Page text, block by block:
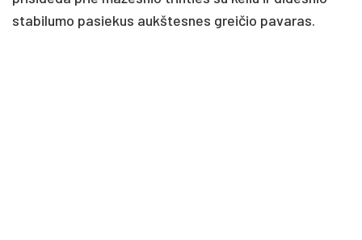
stabilumo pasiekus aukštesnes greičio pavaras.